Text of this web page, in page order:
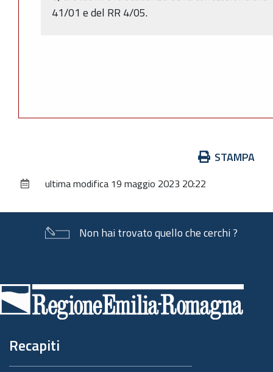
41/01 e del RR 4/05.
documento
STAMPA
ultima modifica 19 maggio 2023 20:22
Non hai trovato quello che cerchi ?
di
pagina
Recapiti